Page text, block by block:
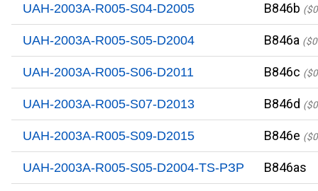
UAH-2003A-R005-S04-D2005 B846b
UAH-2003A-R005-S05-D2004 B846a
UAH-2003A-R005-S06-D2011 B846c
UAH-2003A-R005-S07-D2013 B846d
UAH-2003A-R005-S09-D2015 B846e
UAH-2003A-R005-S05-D2004-TS-PЗР B846as